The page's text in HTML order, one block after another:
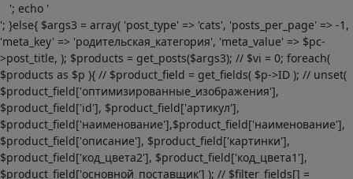
'; echo '
'; }else{ $args3 = array( 'post_type' => 'cats', 'posts_per_page' => -1,
'meta_key' => 'родительская_категория', 'meta_value' => $pc-
>post_title, ); $products = get_posts($args3); // $vi = 0; foreach(
$products as $p ){ // $product_field = get_fields( $p->ID ); // unset(
$product_field['оптимизированные_изображения'],
$product_field['id'], $product_field['артикул'],
$product_field['наименование'],$product_field['наименование'],
$product_field['описание'], $product_field['картинки'],
$product_field['код_цвета2'], $product_field['код_цвета1'],
$product_field['основной_поставщик'] ); // $filter_fields[] =